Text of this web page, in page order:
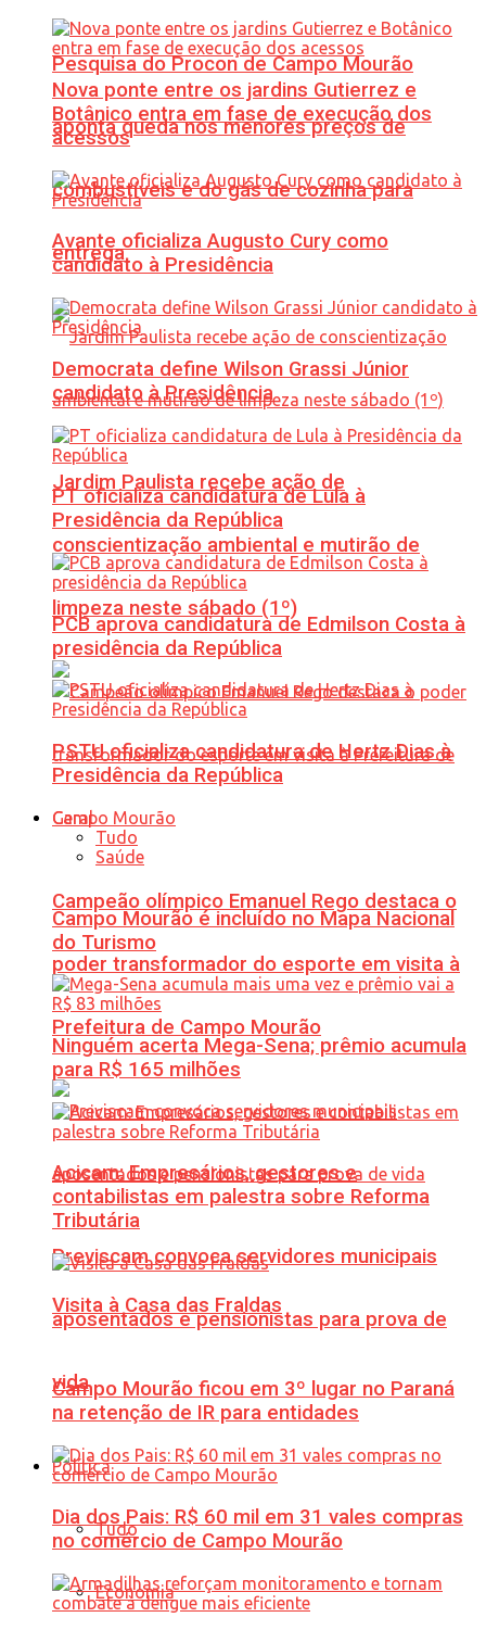
Pesquisa do Procon de Campo Mourão
aponta queda nos menores preços de
combustíveis e do gás de cozinha para
entrega
Jardim Paulista recebe ação de
conscientização ambiental e mutirão de
limpeza neste sábado (1º)
Campeão olímpico Emanuel Rego destaca o
poder transformador do esporte em visita à
Prefeitura de Campo Mourão
Previscam convoca servidores municipais
aposentados e pensionistas para prova de
vida
Política
Tudo
Economia
Nova ponte entre os jardins Gutierrez e
Botânico entra em fase de execução dos
acessos
Avante oficializa Augusto Cury como
candidato à Presidência
Democrata define Wilson Grassi Júnior
candidato à Presidência
PT oficializa candidatura de Lula à
Presidência da República
PCB aprova candidatura de Edmilson Costa à
presidência da República
PSTU oficializa candidatura de Hertz Dias à
Presidência da República
Geral
Tudo
Saúde
Campo Mourão é incluído no Mapa Nacional
do Turismo
Ninguém acerta Mega-Sena; prêmio acumula
para R$ 165 milhões
Acicam: Empresários, gestores e
contabilistas em palestra sobre Reforma
Tributária
Visita à Casa das Fraldas
Campo Mourão ficou em 3º lugar no Paraná
na retenção de IR para entidades
Dia dos Pais: R$ 60 mil em 31 vales compras
no comércio de Campo Mourão